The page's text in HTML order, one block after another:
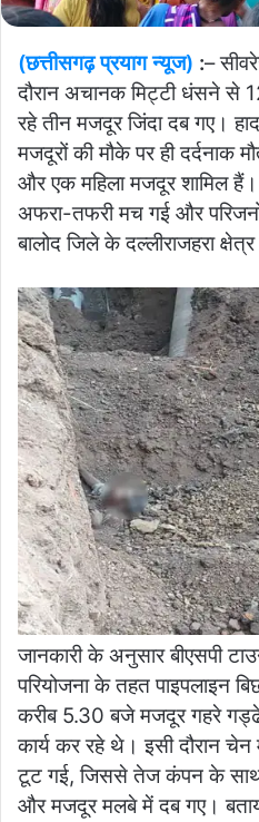
(छत्तीसगढ़ प्रयाग न्यूज) :–
दौरान अचानक मिट्टी धंसने से
रहे तीन मजदूर जिंदा दब गए।
मजदूरों की मौके पर ही दर्दनाक
और एक महिला मजदूर शामिल
अफरा-तफरी मच गई और
बालोद जिले के दल्लीराजहरा
जानकारी के अनुसार बीएसपी
परियोजना के तहत पाइपलाइन
करीब 5.30 बजे मजदूर गहरे
कार्य कर रहे थे। इसी दौरान
टूट गई, जिससे तेज कंपन के साथ
और मजदूर मलबे में दब गए।